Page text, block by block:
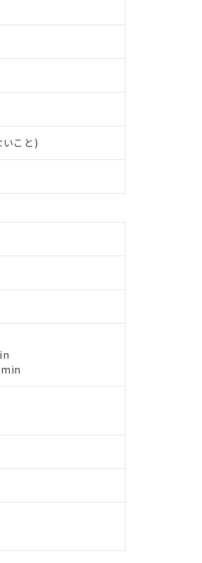
こと)
ご利用ください。
本サービスの対象外となる商品もあるこ
記載している更新日時点での社内データ
在庫および標準価格とは異なる場合があ
様のお取引先、またはお客様担当のオム
点は「
事前の承諾なく第三者に漏洩または開示
登録された部品リストについて、当社お
客様との取引・商談に必要な範囲で利用
含有に対応した製品が提供可能な商品で
有に対応した製品に切り替える予定のあ
非含有に非対応の商品で、対応品を出す
物質有無と関係のない商品です。
いたものが、含有品と判明した場合など
ドミウム(Cd) 100ppm以下、
類(PBB) 1000ppm以下、ポリ臭化ジフェニルエーテ
1000ppm以下、フタル酸ブチルベンジル（BBP）
1000ppm以下
図的な使用がないことを確認しています。
が前後することがあります。
とができます。
基準値以下であることを示します。
基準値を超えていることを示します。
い合わせください。
ニル類) : 1000ppm、 PBDEs(ポリ臭化ジフェニルエ
イソブチル) : 1000ppm、 BBP(フタル酸ブチルベン
準値以下であることを示します。
質が外部に漏えいし、環境に深刻な影響
全に破砕するなど、違法に輸出されない
、化学兵器、生物兵器またはその他武器
場合は、上記1、2および3の内容を当該
る関係者が違法に輸出するおそれがある
は、お客様のお取引先、またはお客様担
認ください)
報を公開していない機種